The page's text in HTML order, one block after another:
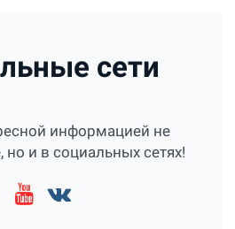
сети
информацией не
но и в социальных сетях!